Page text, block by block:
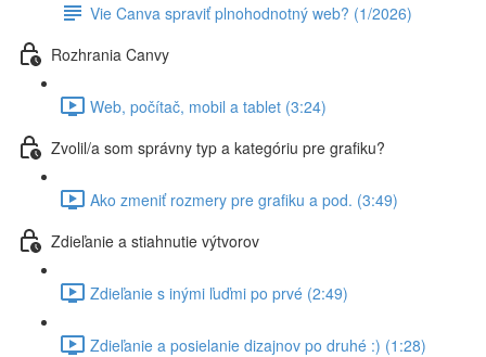
Vie Canva spraviť plnohodnotný web? (1/2026)
Rozhrania Canvy
Web, počítač, mobil a tablet (3:24)
Zvolil/a som správny typ a kategóriu pre grafiku?
Ako zmeniť rozmery pre grafiku a pod. (3:49)
Zdieľanie a stiahnutie výtvorov
Zdieľanie s inými ľuďmi po prvé (2:49)
Zdieľanie a posielanie dizajnov po druhé :) (1:28)